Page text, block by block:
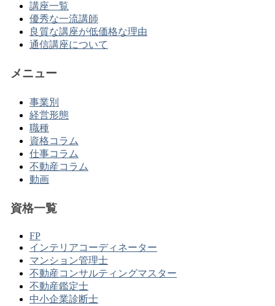
講座一覧
優秀な一流講師
良質な講座が低価格な理由
通信講座について
メニュー
事業別
経営形態
職種
資格コラム
仕事コラム
不動産コラム
動画
資格一覧
FP
インテリアコーディネーター
マンション管理士
不動産コンサルティングマスター
不動産鑑定士
中小企業診断士